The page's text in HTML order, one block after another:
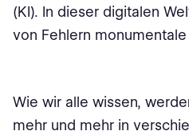
(KI). In dieser digitalen
von Fehlern
Wie wir alle wissen,
mehr und mehr in